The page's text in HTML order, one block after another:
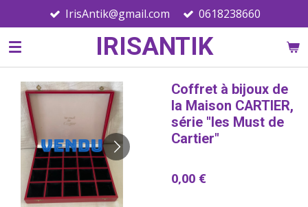
au
contenu
IRISANTIK
IrisAntik@gmail.com 0618238660
Coffret à bijoux de
la Maison CARTIER,
série "les Must de
Cartier"
0,00 €